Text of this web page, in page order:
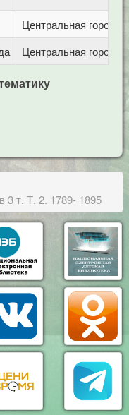
Центральная
Центральная
3 т. Т. 2. 1789- 1895